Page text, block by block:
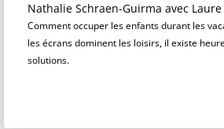
Nathalie Schraen-Guirma avec Laure
Comment occuper les enfants durant les
les écrans dominent les loisirs, il existe
solutions.